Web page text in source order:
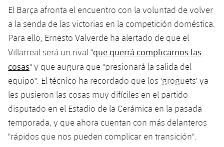
Ciutat Esportiva
La Masia
plusicon
más
Servicios
Servicios Médicos
Accesibilidad
plusicon
más
Acreditaciones
Instalaciones
SUB9 A
SUB9 B
SUB8 A
SUB8 B
Historia
Palmarés
Mini
Clasificaciones
Jugadores
Fotos
Historia
Palmarés
Clasificaciones
Jugadores
Fotos
Cadete A
Cadete B
Infantil A
Infantil B
plusicon
más
Actualidad
Calendario
Entradas
Resultados
Clasificaciones
plusicon
más
Actualidad
Calendario
Resultados
Base
Actualidad
Juvenil
Cadete
Campus Verano
PLUSICON
MÁS
Primer equipo
plusicon
más
El Barça afronta el encuentro con la voluntad de volver
a la senda de las victorias en la competición doméstica.
Para ello, Ernesto Valverde ha alertado de que el
Villarreal será un rival "que querrá complicarnos las
cosas" y que augura que "presionará la salida del
equipo". El técnico ha recordado que los 'groguets' ya
les pusieron las cosas muy difíciles en el partido
disputado en el Estadio de la Cerámica en la pasada
temporada, y que ahora cuentan con más delanteros
"rápidos que nos pueden complicar en transición".